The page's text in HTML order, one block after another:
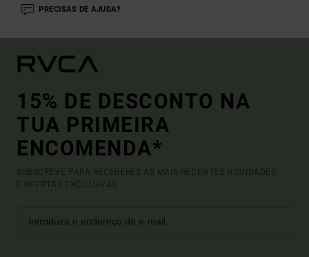
PRECISAS DE AJUDA?
15% DE DESCONTO NA
TUA PRIMEIRA
ENCOMENDA*
SUBSCREVE PARA RECEBERES AS MAIS RECENTES NOVIDADES
E OFERTAS EXCLUSIVAS.